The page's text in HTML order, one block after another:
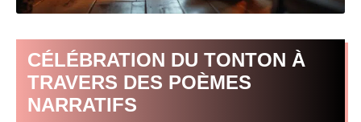
CÉLÉBRATION DU TONTON À
TRAVERS DES POÈMES
NARRATIFS